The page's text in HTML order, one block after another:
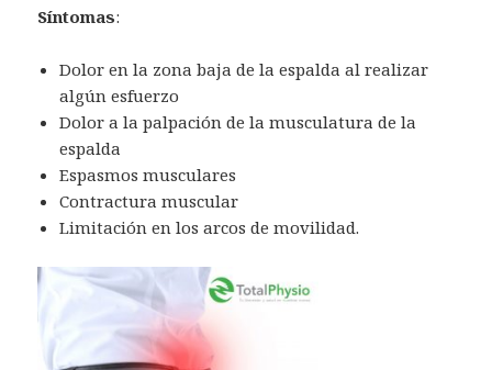
Síntomas:
Dolor en la zona baja de la espalda al realizar
algún esfuerzo
Dolor a la palpación de la musculatura de la
espalda
Espasmos musculares
Contractura muscular
Limitación en los arcos de movilidad.